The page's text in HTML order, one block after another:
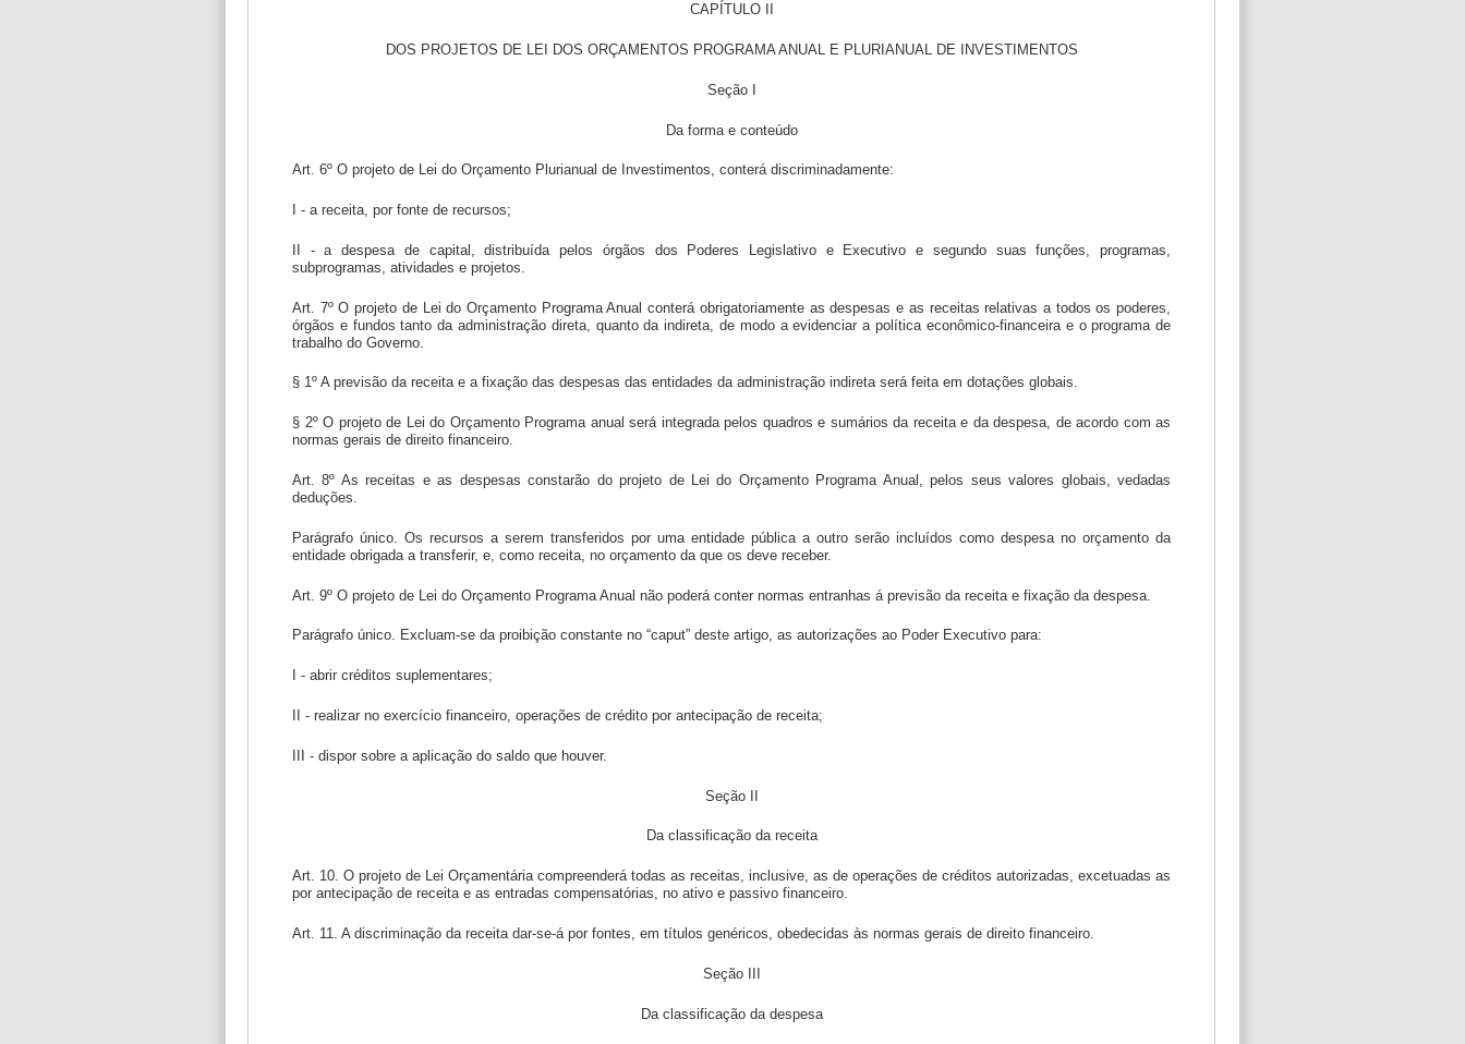
CAPÍTULO II
DOS PROJETOS DE LEI DOS ORÇAMENTOS PROGRAMA ANUAL E PLURIANUAL DE INVESTIMENTOS
Seção I
Da forma e conteúdo
Art. 6º O projeto de Lei do Orçamento Plurianual de Investimentos, conterá discriminadamente:
I - a receita, por fonte de recursos;
II - a despesa de capital, distribuída pelos órgãos dos Poderes Legislativo e Executivo e segundo suas funções, programas,
subprogramas, atividades e projetos.
Art. 7º O projeto de Lei do Orçamento Programa Anual conterá obrigatoriamente as despesas e as receitas relativas a todos os poderes,
órgãos e fundos tanto da administração direta, quanto da indireta, de modo a evidenciar a política econômico-financeira e o programa de
trabalho do Governo.
§ 1º A previsão da receita e a fixação das despesas das entidades da administração indireta será feita em dotações globais.
§ 2º O projeto de Lei do Orçamento Programa anual será integrada pelos quadros e sumários da receita e da despesa, de acordo com as
normas gerais de direito financeiro.
Art. 8º As receitas e as despesas constarão do projeto de Lei do Orçamento Programa Anual, pelos seus valores globais, vedadas
deduções.
Parágrafo único. Os recursos a serem transferidos por uma entidade pública a outro serão incluídos como despesa no orçamento da
entidade obrigada a transferir, e, como receita, no orçamento da que os deve receber.
Art. 9º O projeto de Lei do Orçamento Programa Anual não poderá conter normas entranhas á previsão da receita e fixação da despesa.
Parágrafo único. Excluam-se da proibição constante no “caput” deste artigo, as autorizações ao Poder Executivo para:
I - abrir créditos suplementares;
II - realizar no exercício financeiro, operações de crédito por antecipação de receita;
III - dispor sobre a aplicação do saldo que houver.
Seção II
Da classificação da receita
Art. 10. O projeto de Lei Orçamentária compreenderá todas as receitas, inclusive, as de operações de créditos autorizadas, excetuadas as
por antecipação de receita e as entradas compensatórias, no ativo e passivo financeiro.
Art. 11. A discriminação da receita dar-se-á por fontes, em títulos genéricos, obedecidas às normas gerais de direito financeiro.
Seção III
Da classificação da despesa